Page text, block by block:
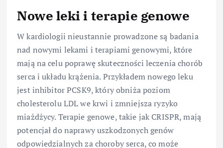
Nowe leki i terapie genowe
W kardiologii nieustannie prowadzone są badania
nad nowymi lekami i terapiami genowymi, które
mają na celu poprawę skuteczności leczenia chorób
serca i układu krążenia. Przykładem nowego leku
jest inhibitor PCSK9, który obniża poziom
cholesterolu LDL we krwi i zmniejsza ryzyko
miażdżycy. Terapie genowe, takie jak CRISPR, mają
potencjał do naprawy uszkodzonych genów
odpowiedzialnych za choroby serca, co może